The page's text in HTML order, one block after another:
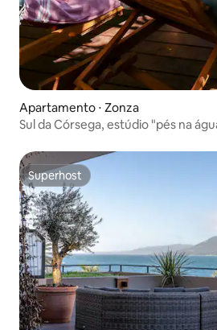
Apartamento ⋅ Zonza
Sul da Córsega, estúdio "pés na
Superhost
Superhost